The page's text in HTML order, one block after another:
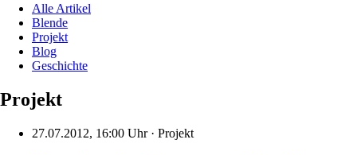
Alle Artikel
Blende
Projekt
Blog
Geschichte
Projekt
27.07.2012, 16:00 Uhr· Projekt